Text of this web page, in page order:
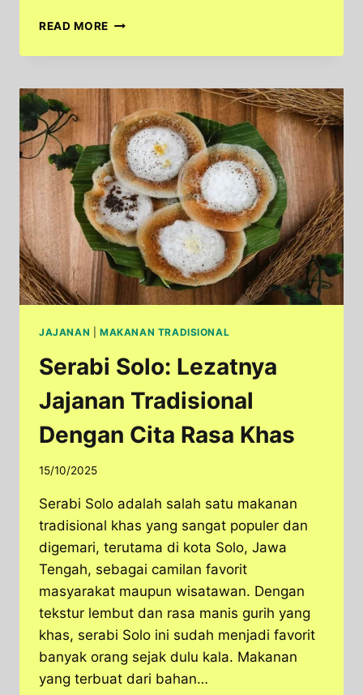
READ MORE GRONTOL
JAJANAN
KAYA
RASA
DARI
JAWA
TENGAH
JAJANAN MAKANAN TRADISIONAL
Serabi Solo: Lezatnya
Jajanan Tradisional
Dengan Cita Rasa Khas
15/10/2025
Serabi Solo adalah salah satu makanan
tradisional khas yang sangat populer dan
digemari, terutama di kota Solo, Jawa
Tengah, sebagai camilan favorit
masyarakat maupun wisatawan. Dengan
tekstur lembut dan rasa manis gurih yang
khas, serabi Solo ini sudah menjadi favorit
banyak orang sejak dulu kala. Makanan
yang terbuat dari bahan…